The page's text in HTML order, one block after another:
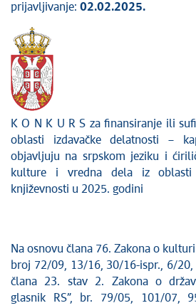
integracije u oblasti kulture
Sektor za digitalizaciju
savremenog stvaralaštva
prijavljivanje: 02.02.2025.
K O N K U R S za finansiranje ili
oblasti izdavačke delatnosti –
objavljuju na srpskom jeziku i
kulture i vredna dela iz oblasti
književnosti u 2025. godini
Na osnovu člana 76. Zakona o kulturi
broj 72/09, 13/16, 30/16-ispr., 6/
člana 23. stav 2. Zakona o
glasnik RS”, br. 79/05, 101/07,